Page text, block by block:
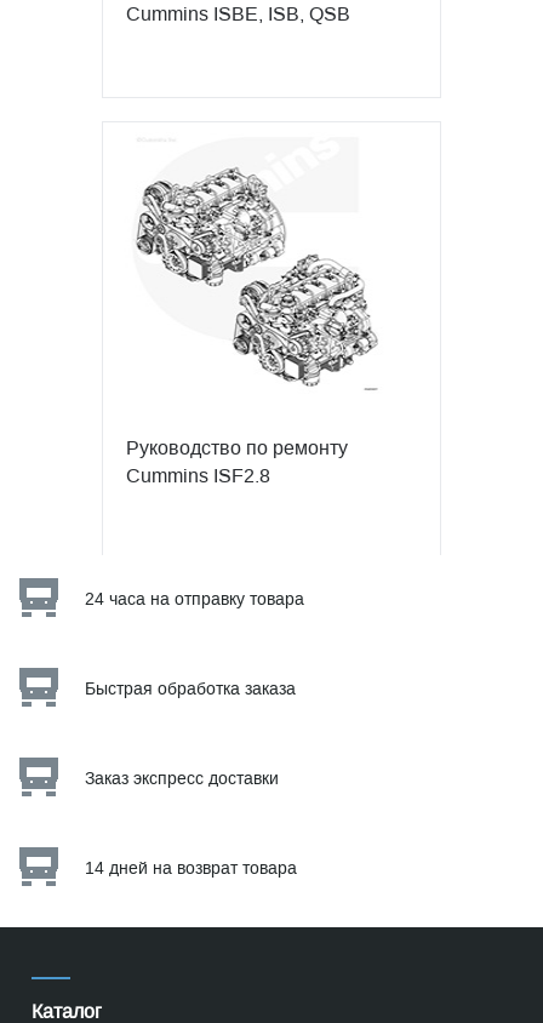
Cummins ISBE, ISB, QSB
Руководство по ремонту
Cummins ISF2.8
24 часа на отправку товара
Быстрая обработка заказа
Заказ экспресс доставки
14 дней на возврат товара
Каталог